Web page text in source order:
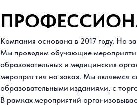
Компания основана в 2017 году. Но
Мы проводим обучающие
образовательных и медицинских
мероприятия на заказ. Мы являемся
образовательными изданиями, с
В рамках мероприятий